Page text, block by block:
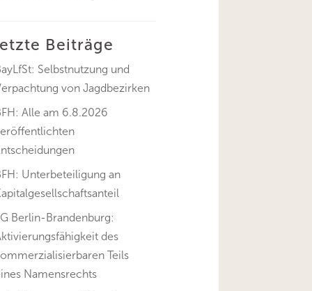
Beiträge
Selbstnutzung und
von Jagdbezirken
Alle am 6.8.2026
Unterbeteiligung an
Berlin-Brandenburg:
des
Teils
Namensrechts